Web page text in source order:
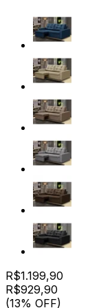
R$1.199,90
R$929,90
(13% OFF)